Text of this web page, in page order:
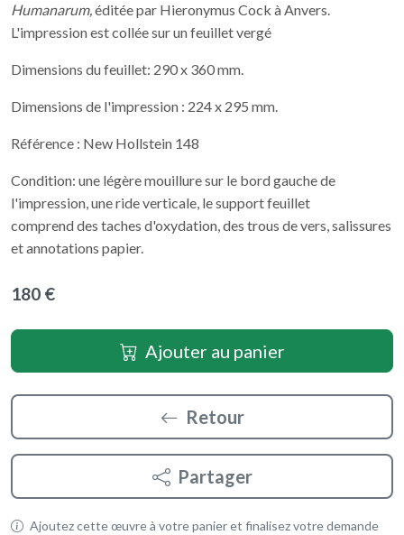
Humanarum,éditée par Hieronymus Cock à Anvers.
L'impression est collée sur un feuillet vergé
Dimensions du feuillet: 290 x 360 mm.
Dimensions de l'impression : 224 x 295 mm.
Référence : New Hollstein 148
Condition: une légère mouillure sur le bord gauche de
l'impression, une ride verticale, le support feuillet
comprend des taches d'oxydation, des trous de vers, salissures
et annotations papier.
180 €
Ajouter au panier
Retour
Partager
Ajoutez cette œuvre à votre panier et finalisez votre demande